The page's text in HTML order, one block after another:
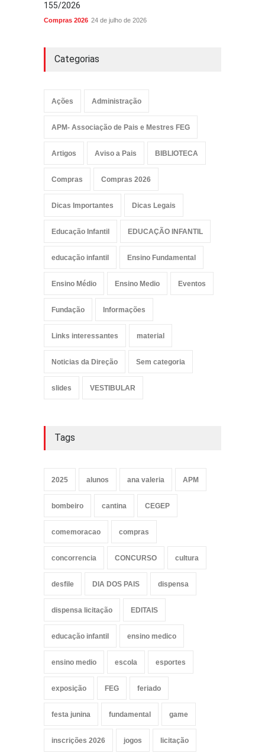
155/2026
Compras 2026 24 de julho de 2026
Categorias
Ações Administração
APM- Associação de Pais e Mestres FEG
Artigos Aviso a Pais BIBLIOTECA
Compras Compras 2026
Dicas Importantes Dicas Legais
Educação Infantil EDUCAÇÃO INFANTIL
educação infantil Ensino Fundamental
Ensino Médio Ensino Medio Eventos
Fundação Informações
Links interessantes material
Noticias da Direção Sem categoria
slides VESTIBULAR
Tags
2025 alunos ana valeria APM
bombeiro cantina CEGEP
comemoracao compras
concorrencia CONCURSO cultura
desfile DIA DOS PAIS dispensa
dispensa licitação EDITAIS
educação infantil ensino medico
ensino medio escola esportes
exposição FEG feriado
festa junina fundamental game
inscrições 2026 jogos licitação